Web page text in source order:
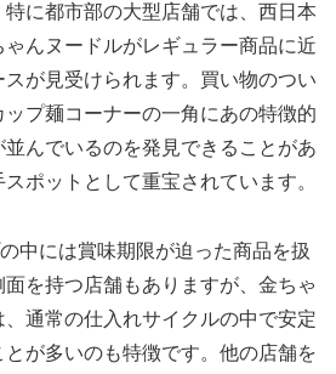
特に都市部の大型店舗では、西日本
んヌードルがレギュラー商品に近
が見受けられます。買い物のつい
プ麺コーナーの一角にあの特徴的
んでいるのを発見できることがあ
ポットとして重宝されています。
中には賞味期限が迫った商品を扱
を持つ店舗もありますが、金ちゃ
通常の仕入れサイクルの中で安定
とが多いのも特徴です。他の店舗を